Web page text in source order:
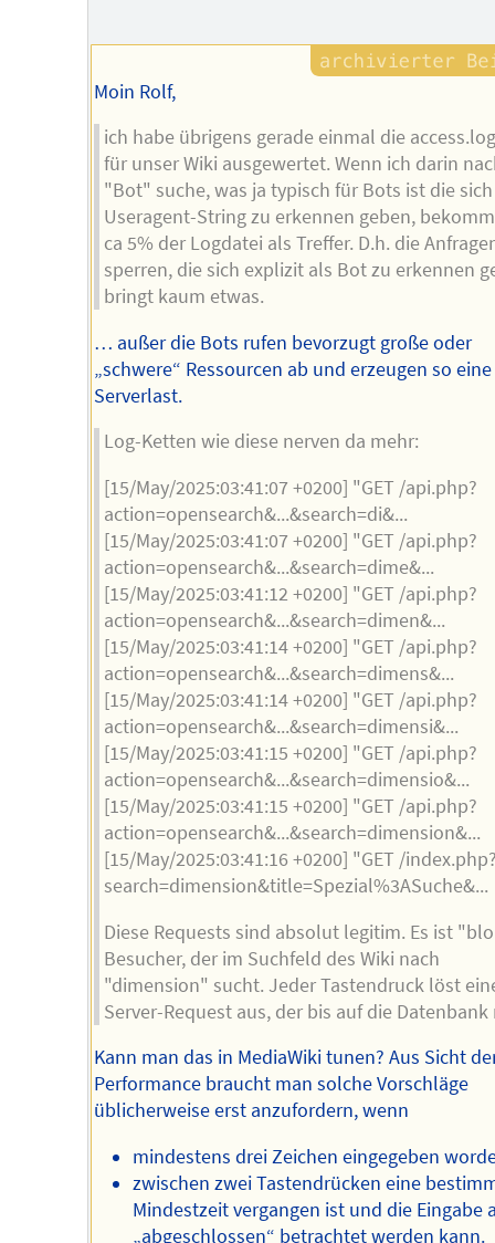
Moin Rolf,
ich habe übrigens gerade einmal die
für unser Wiki ausgewertet. Wenn ich darin
"Bot" suche, was ja typisch für Bots ist die
Useragent-String zu erkennen geben,
ca 5% der Logdatei als Treffer. D.h. die
sperren, die sich explizit als Bot zu erkennen
bringt kaum etwas.
… außer die Bots rufen bevorzugt große oder
„schwere“ Ressourcen ab und erzeugen so
Serverlast.
Log-Ketten wie diese nerven da mehr:
[15/May/2025:03:41:07 +0200] "GET /api.php?
action=opensearch&...&search=di&...
[15/May/2025:03:41:07 +0200] "GET /api.php?
action=opensearch&...&search=dime&...
[15/May/2025:03:41:12 +0200] "GET /api.php?
action=opensearch&...&search=dimen&...
[15/May/2025:03:41:14 +0200] "GET /api.php?
action=opensearch&...&search=dimens&...
[15/May/2025:03:41:14 +0200] "GET /api.php?
action=opensearch&...&search=dimensi&...
[15/May/2025:03:41:15 +0200] "GET /api.php?
action=opensearch&...&search=dimensio&...
[15/May/2025:03:41:15 +0200] "GET /api.php?
action=opensearch&...&search=dimension&...
[15/May/2025:03:41:16 +0200] "GET /
search=dimension&title=Spezial%3ASuche&...
Diese Requests sind absolut legitim. Es ist
Besucher, der im Suchfeld des Wiki nach
"dimension" sucht. Jeder Tastendruck löst
Server-Request aus, der bis auf die Datenbank
Kann man das in MediaWiki tunen? Aus Sicht
Performance braucht man solche Vorschläge
üblicherweise erst anzufordern, wenn
mindestens drei Zeichen eingegeben
zwischen zwei Tastendrücken eine
Mindestzeit vergangen ist und die Eingabe
„abgeschlossen“ betrachtet werden kann.